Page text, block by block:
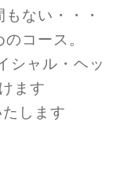
ない・・・
コース。
シャル・ヘッ
ます
します